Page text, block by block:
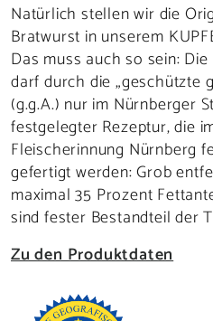
Natürlich stellen wir die
Bratwurst in unserem
Das muss auch so sein:
darf durch die „geschützte
(g.g.A.) nur im Nürnberger
festgelegter Rezeptur, die
Fleischerinnung Nürnberg
gefertigt werden: Grob
maximal 35 Prozent
sind fester Bestandteil der
Zu den Produktdaten